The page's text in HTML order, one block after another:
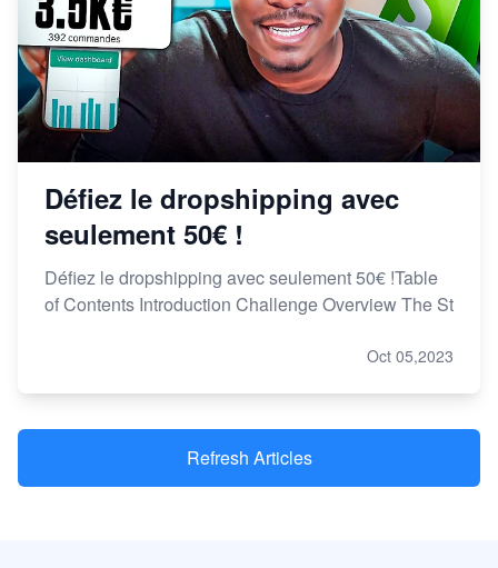
Défiez le dropshipping avec
seulement 50€ !
Défiez le dropshipping avec seulement 50€ !Table
of Contents Introduction Challenge Overview The St
Oct 05,2023
Refresh Articles